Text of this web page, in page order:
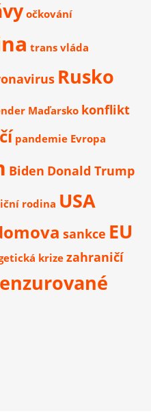
očkování
trans vláda
Rusko
Maďarsko konflikt
pandemie Evropa
Biden Donald Trump
rodina USA
sankce EU
krize zahraničí